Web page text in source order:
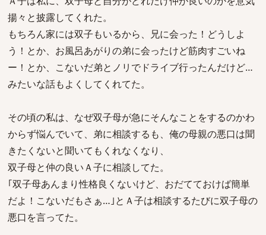
揚々と披露してくれた。
もちろん家には双子もいるから、兄に会った！どうしよ
う！とか、お風呂あがりの弟に会ったけど筋肉すごいね
ー！とか、こないだ弟とノリでドライブ行ったんだけど…
みたいな話もよくしてくれてた。
その頃の私は、なぜ双子母が急にそんなことをするのかわ
からず悩んでいて、弟に相談するも、俺の母親の悪口は聞
きたくないと聞いてもくれなくなり、
双子母と仲の良いＡ子に相談してた。
｢双子母あんまり性格良くないけど、おだてておけば簡単
だよ！こないだもさぁ…｣とＡ子は相談するたびに双子母の
悪口を言ってた。